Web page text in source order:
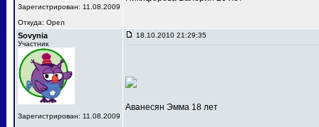
Зарегистрирован: 11.08.2009
Откуда: Орел
Sovynia
Участник
Зарегистрирован: 11.08.2009
18.10.2010 21:29:35
Аванесян Эмма 18 лет